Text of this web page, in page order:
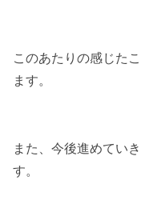
このあたりの感じた
ます。
また、今後進めてい
す。